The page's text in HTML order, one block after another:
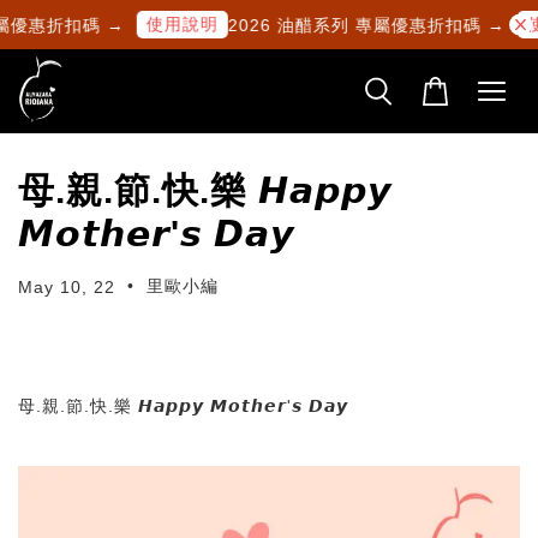
優惠折扣碼 → 使用說明 2026 油醋系列 專屬優惠折扣碼 →
母.親.節.快.樂 𝙃𝙖𝙥𝙥𝙮
𝙈𝙤𝙩𝙝𝙚𝙧'𝙨 𝘿𝙖𝙮
May 10, 22 • 里歐小編
母.親.節.快.樂 𝙃𝙖𝙥𝙥𝙮 𝙈𝙤𝙩𝙝𝙚𝙧'𝙨 𝘿𝙖𝙮